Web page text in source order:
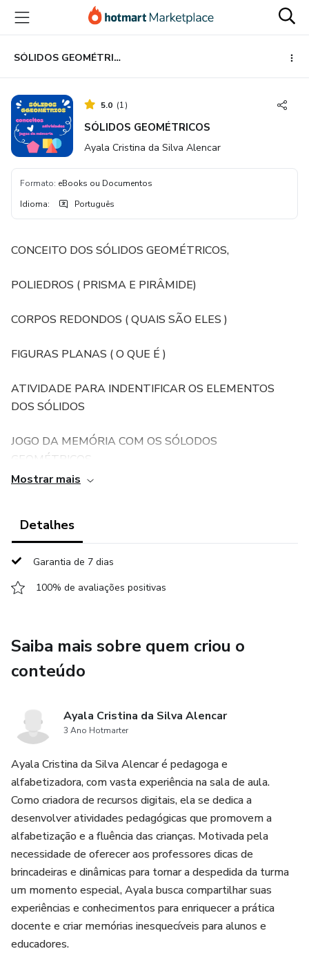
para
conteúdo
principal
para
pagamento
para
rodapé
SÓLIDOS GEOMÉTRICOS
5.0 (1)
SÓLIDOS GEOMÉTRICOS
Ayala Cristina da Silva Alencar
Formato: eBooks ou Documentos
Idioma: Português
CONCEITO DOS SÓLIDOS GEOMÉTRICOS,
POLIEDROS ( PRISMA E PIRÂMIDE)
CORPOS REDONDOS ( QUAIS SÃO ELES )
FIGURAS PLANAS ( O QUE É )
ATIVIDADE PARA INDENTIFICAR OS ELEMENTOS
DOS SÓLIDOS
JOGO DA MEMÓRIA COM OS SÓLODOS
GEOMÉTRICOS,
Mostrar mais
Detalhes
Garantia de 7 dias
100% de avaliações positivas
Saiba mais sobre quem criou o
conteúdo
Ayala Cristina da Silva Alencar
3 Ano Hotmarter
Ayala Cristina da Silva Alencar é pedagoga e
alfabetizadora, com vasta experiência na sala de aula.
Como criadora de recursos digitais, ela se dedica a
desenvolver atividades pedagógicas que promovem a
alfabetização e a fluência das crianças. Motivada pela
necessidade de oferecer aos professores dicas de
brincadeiras e dinâmicas para tornar a despedida da turma
um momento especial, Ayala busca compartilhar suas
experiências e conhecimentos para enriquecer a prática
docente e criar memórias inesquecíveis para alunos e
educadores.